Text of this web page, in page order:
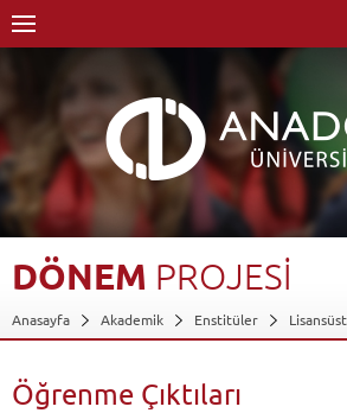
DÖNEM PROJESİ
Anasayfa Akademik Enstitüler
Girişimcilik ve İnovasyon Tezsiz Yüksek Lisans
Öğrenme Çıktıları